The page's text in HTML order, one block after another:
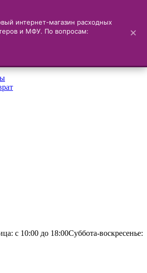
с 10:00 до 18:00Суббота-воскресенье:
интернет-магазин расходных
и МФУ. По вопросам:
✕